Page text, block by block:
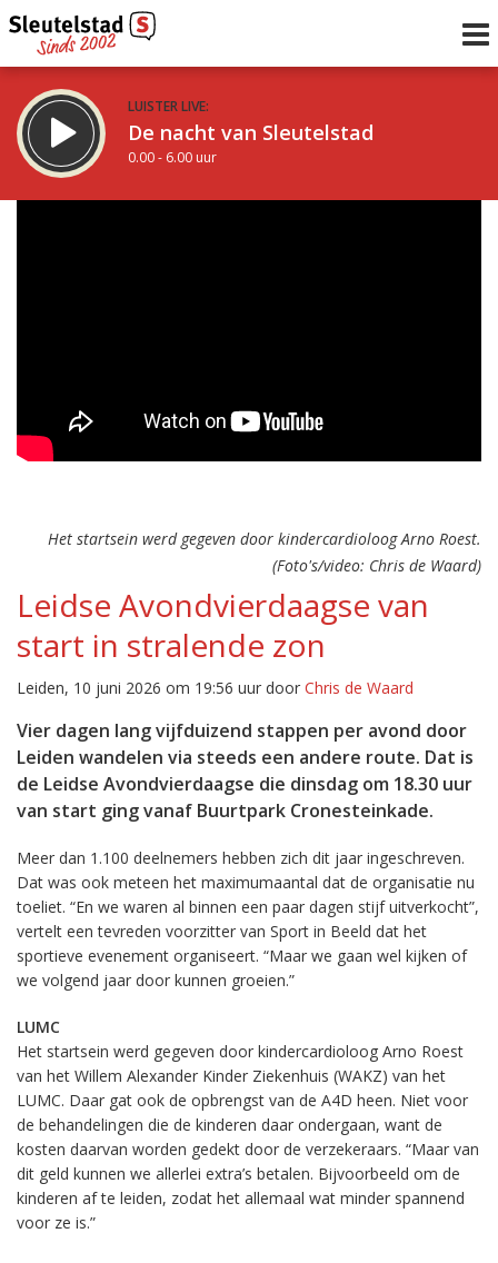
LUISTER LIVE:
De nacht van Sleutelstad
0.00 - 6.00 uur
Het startsein werd gegeven door kindercardioloog Arno Roest.
(Foto's/video: Chris de Waard)
Leidse Avondvierdaagse van
start in stralende zon
Leiden, 10 juni 2026 om 19:56 uur door Chris de Waard
Vier dagen lang vijfduizend stappen per avond door
Leiden wandelen via steeds een andere route. Dat is
de Leidse Avondvierdaagse die dinsdag om 18.30 uur
van start ging vanaf Buurtpark Cronesteinkade.
Meer dan 1.100 deelnemers hebben zich dit jaar ingeschreven.
Dat was ook meteen het maximumaantal dat de organisatie nu
toeliet. “En we waren al binnen een paar dagen stijf uitverkocht”,
vertelt een tevreden voorzitter van Sport in Beeld dat het
sportieve evenement organiseert. “Maar we gaan wel kijken of
we volgend jaar door kunnen groeien.”
LUMC
Het startsein werd gegeven door kindercardioloog Arno Roest
van het Willem Alexander Kinder Ziekenhuis (WAKZ) van het
LUMC. Daar gat ook de opbrengst van de A4D heen. Niet voor
de behandelingen die de kinderen daar ondergaan, want de
kosten daarvan worden gedekt door de verzekeraars. “Maar van
dit geld kunnen we allerlei extra’s betalen. Bijvoorbeeld om de
kinderen af te leiden, zodat het allemaal wat minder spannend
voor ze is.”